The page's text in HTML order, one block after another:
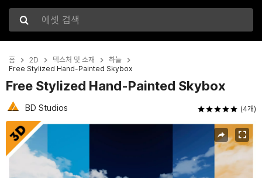
에셋 검색
홈 2D 텍스처 및 소재
하늘
Free Stylized Hand-Painted Skybox
Free Stylized Hand-Painted Skybox
BD Studios (4개)
현재 슬라이드: 1 / 14